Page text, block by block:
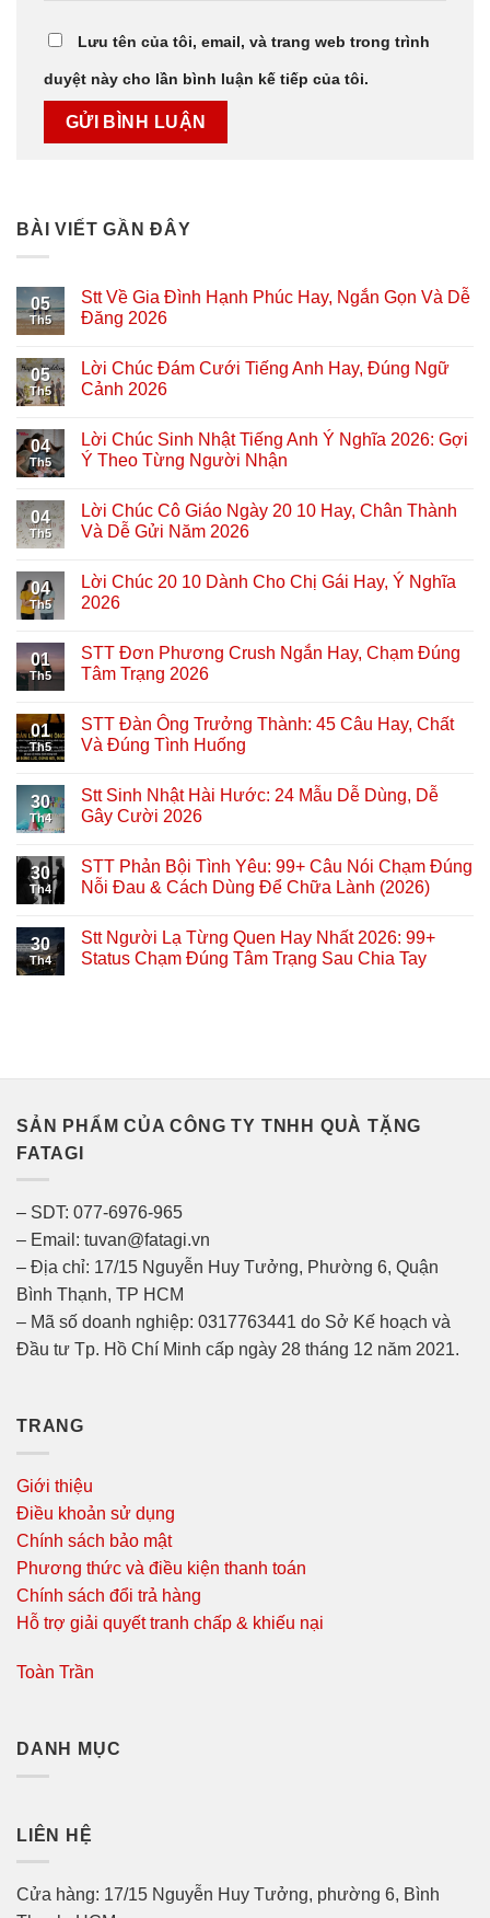
Lưu tên của tôi, email, và trang web trong trình
duyệt này cho lần bình luận kế tiếp của tôi.
BÀI VIẾT GẦN ĐÂY
05
Th5
Stt Về Gia Đình Hạnh Phúc Hay, Ngắn Gọn Và Dễ
Đăng 2026
05
Th5
Lời Chúc Đám Cưới Tiếng Anh Hay, Đúng Ngữ
Cảnh 2026
04
Th5
Lời Chúc Sinh Nhật Tiếng Anh Ý Nghĩa 2026: Gợi
Ý Theo Từng Người Nhận
04
Th5
Lời Chúc Cô Giáo Ngày 20 10 Hay, Chân Thành
Và Dễ Gửi Năm 2026
04
Th5
Lời Chúc 20 10 Dành Cho Chị Gái Hay, Ý Nghĩa
2026
01
Th5
STT Đơn Phương Crush Ngắn Hay, Chạm Đúng
Tâm Trạng 2026
01
Th5
STT Đàn Ông Trưởng Thành: 45 Câu Hay, Chất
Và Đúng Tình Huống
30
Th4
Stt Sinh Nhật Hài Hước: 24 Mẫu Dễ Dùng, Dễ
Gây Cười 2026
30
Th4
STT Phản Bội Tình Yêu: 99+ Câu Nói Chạm Đúng
Nỗi Đau & Cách Dùng Để Chữa Lành (2026)
30
Th4
Stt Người Lạ Từng Quen Hay Nhất 2026: 99+
Status Chạm Đúng Tâm Trạng Sau Chia Tay
SẢN PHẨM CỦA CÔNG TY TNHH QUÀ TẶNG
FATAGI
– SDT: 077-6976-965
– Email: tuvan@fatagi.vn
– Địa chỉ: 17/15 Nguyễn Huy Tưởng, Phường 6, Quận
Bình Thạnh, TP HCM
– Mã số doanh nghiệp: 0317763441 do Sở Kế hoạch và
Đầu tư Tp. Hồ Chí Minh cấp ngày 28 tháng 12 năm 2021.
TRANG
Giới thiệu
Điều khoản sử dụng
Chính sách bảo mật
Phương thức và điều kiện thanh toán
Chính sách đổi trả hàng
Hỗ trợ giải quyết tranh chấp & khiếu nại
Toàn Trần
DANH MỤC
LIÊN HỆ
Cửa hàng: 17/15 Nguyễn Huy Tưởng, phường 6, Bình